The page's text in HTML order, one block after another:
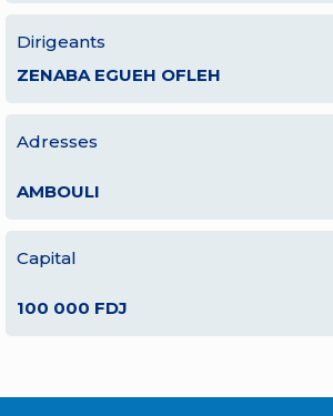
Dirigeants
ZENABA EGUEH OFLEH
Adresses
AMBOULI
Capital
100 000 FDJ